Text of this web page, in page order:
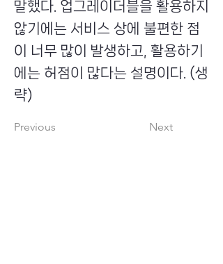
말했다. 업그레이더블을 활용하지
않기에는 서비스 상에 불편한 점
이 너무 많이 발생하고, 활용하기
에는 허점이 많다는 설명이다. (생
략)
Previous Next